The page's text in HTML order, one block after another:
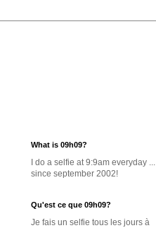
What is 09h09?
I do a selfie at 9:9am everyday ...
since september 2002!
Qu'est ce que 09h09?
Je fais un selfie tous les jours à